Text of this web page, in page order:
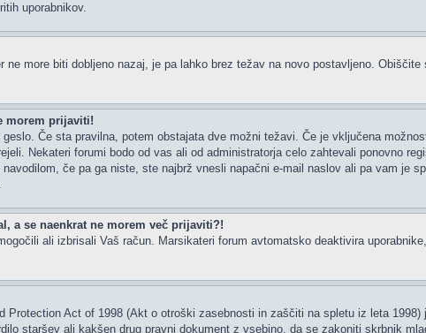
uporabnikov.
ne more biti dobljeno nazaj, je pa lahko brez težav na novo postavljeno.
morem prijaviti!
geslo. Če sta pravilna, potem obstajata dve možni težavi. Če je vključena
Nekateri forumi bodo od vas ali od administratorja celo zahtevali ponovno
če pa ga niste, ste najbrž vnesli napačni e-mail naslov ali pa vam je
a se naenkrat ne morem več prijaviti?!
ali izbrisali Vaš račun. Marsikateri forum avtomatsko deaktivira
Protection Act of 1998 (Akt o otroški zasebnosti in zaščiti na spletu iz leta
staršev ali kakšen drug pravni dokument z vsebino, da se zakoniti skrbnik